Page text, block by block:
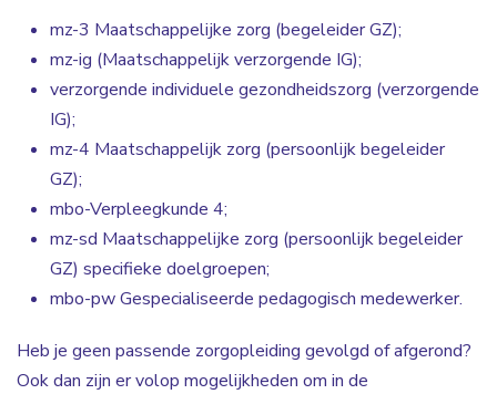
mz-3 Maatschappelijke zorg (begeleider GZ);
mz-ig (Maatschappelijk verzorgende IG);
verzorgende individuele gezondheidszorg (verzorgende
IG);
mz-4 Maatschappelijk zorg (persoonlijk begeleider
GZ);
mbo-Verpleegkunde 4;
mz-sd Maatschappelijke zorg (persoonlijk begeleider
GZ) specifieke doelgroepen;
mbo-pw Gespecialiseerde pedagogisch medewerker.
Heb je geen passende zorgopleiding gevolgd of afgerond?
Ook dan zijn er volop mogelijkheden om in de